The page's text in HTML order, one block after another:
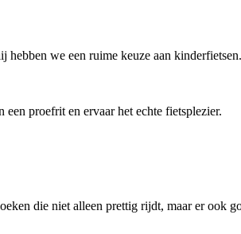
hebben we een ruime keuze aan
proefrit en ervaar het echte fietsplezier.
die niet alleen prettig rijdt, maar er ook